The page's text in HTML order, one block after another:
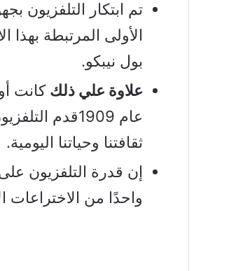
تم ابتكار التلفزيون
بول نيبكو.
علاوة علي ذلك كانت
عام 1909قدم
ثقافتنا وحياتنا اليومية.
إن قدرة التلفزيون
واحدًا من الاختراعات